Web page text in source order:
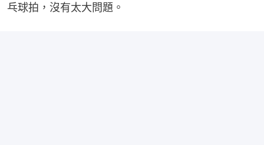
乓球拍，沒有太大問題。